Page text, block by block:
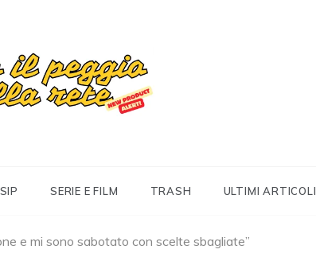
SERIE E FILM TRASH ULTIMI ARTICOLI
e mi sono sabotato con scelte sbagliate”